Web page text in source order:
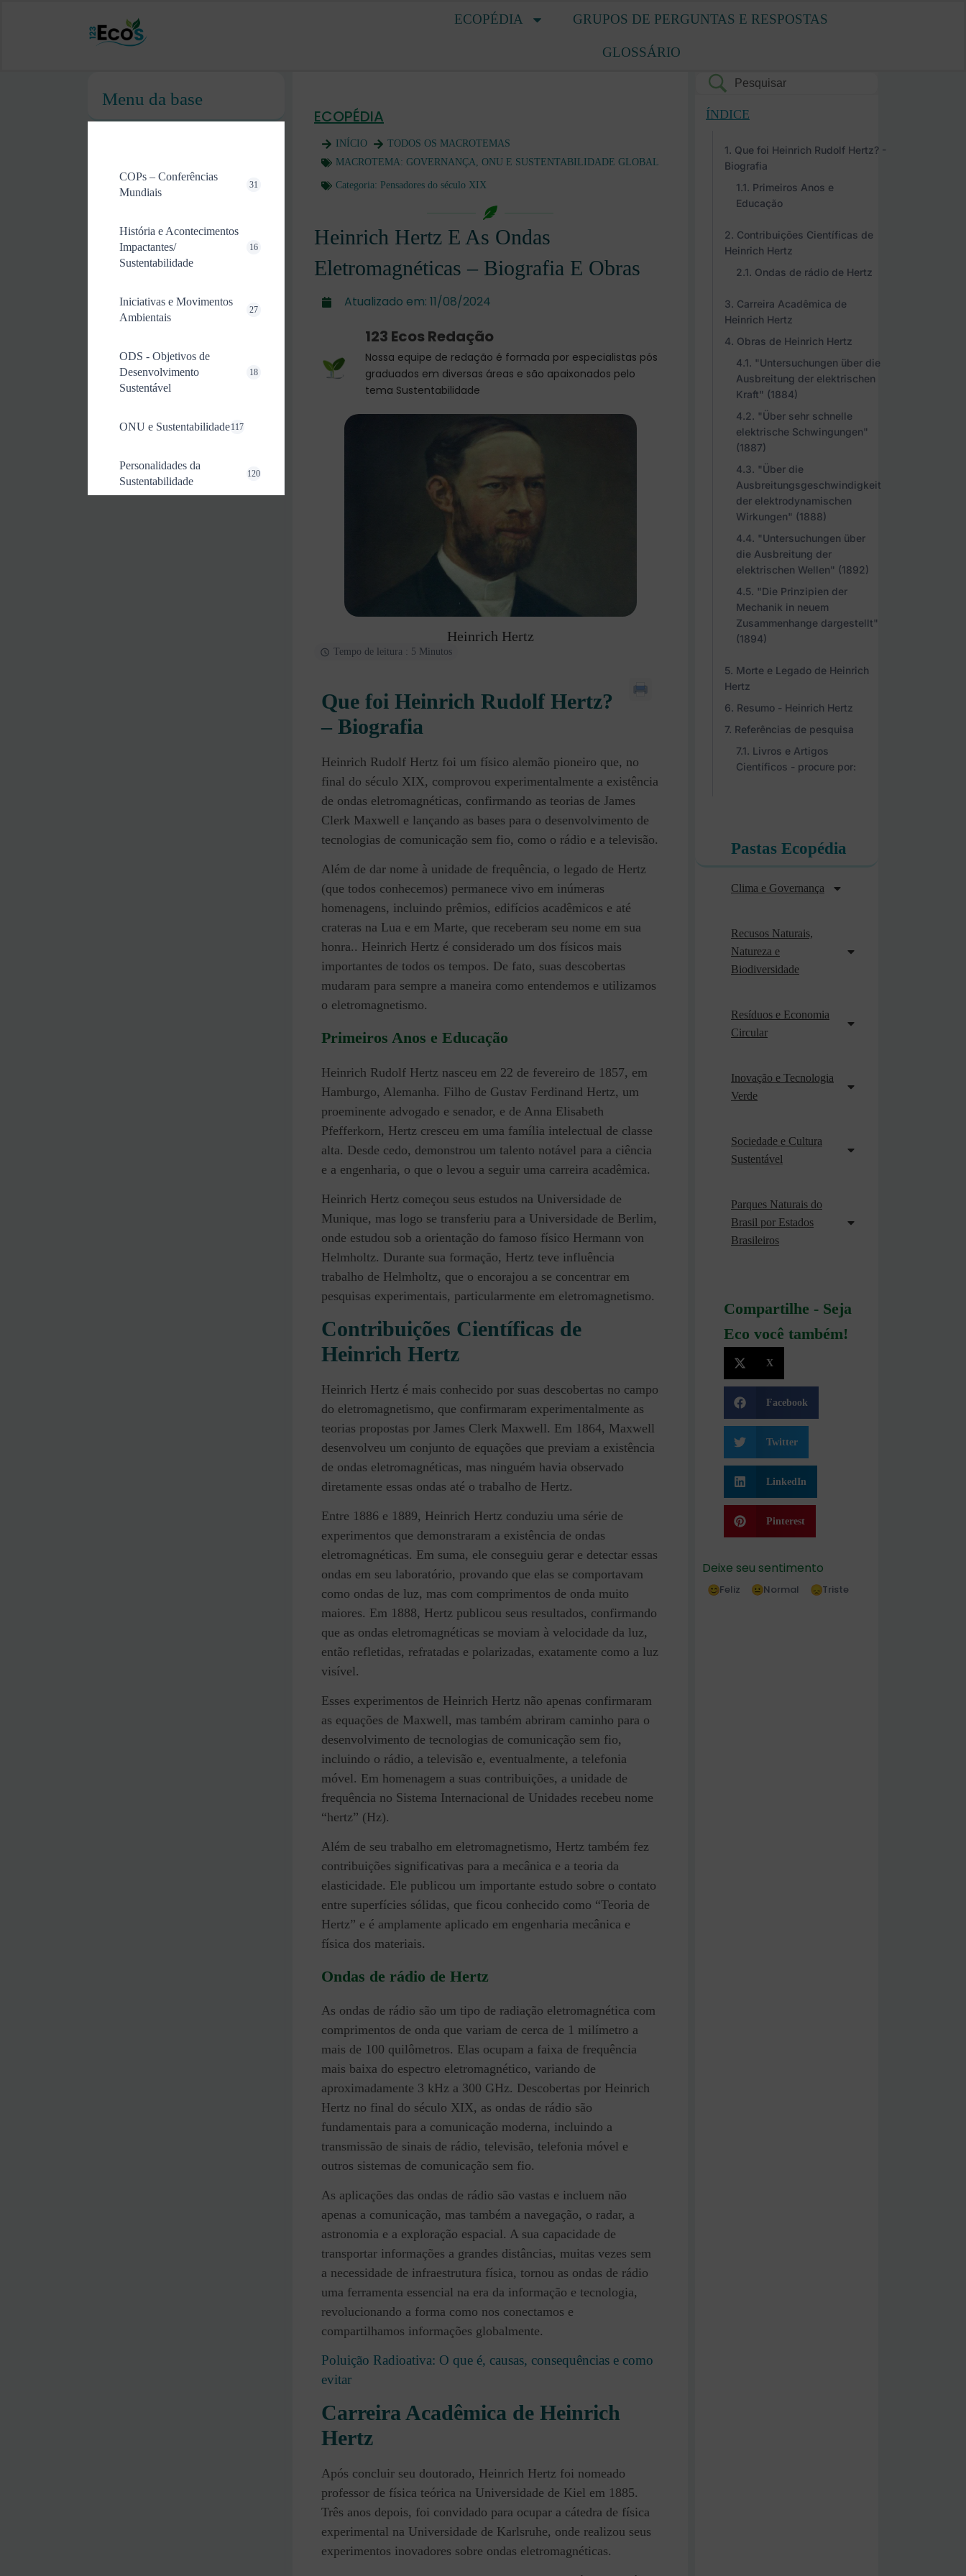
ECOPÉDIA GRUPOS DE PERGUNTAS E RESPOSTAS
GLOSSÁRIO
Menu da base
COPs – Conferências
Mundiais
31
História e Acontecimentos
Impactantes/
Sustentabilidade
16
Iniciativas e Movimentos
Ambientais
27
ODS - Objetivos de
Desenvolvimento
Sustentável
18
ONU e Sustentabilidade117
Personalidades da
Sustentabilidade
120
ECOPÉDIA
INÍCIO
TODOS OS MACROTEMAS
MACROTEMA: GOVERNANÇA, ONU E SUSTENTABILIDADE GLOBAL
Categoria: Pensadores do século XIX
Heinrich Hertz E As Ondas
Eletromagnéticas – Biografia E Obras
Atualizado em: 11/08/2024
123 Ecos Redação
Nossa equipe de redação é formada por especialistas pós
graduados em diversas áreas e são apaixonados pelo
tema Sustentabilidade
Heinrich Hertz
Tempo de leitura : 5 Minutos
Que foi Heinrich Rudolf Hertz?
– Biografia
Heinrich Rudolf Hertz foi um físico alemão pioneiro que, no
final do século XIX, comprovou experimentalmente a existência
de ondas eletromagnéticas, confirmando as teorias de James
Clerk Maxwell e lançando as bases para o desenvolvimento de
tecnologias de comunicação sem fio, como o rádio e a televisão.
Além de dar nome à unidade de frequência, o legado de Hertz
(que todos conhecemos) permanece vivo em inúmeras
homenagens, incluindo prêmios, edifícios acadêmicos e até
crateras na Lua e em Marte, que receberam seu nome em sua
honra.. Heinrich Hertz é considerado um dos físicos mais
importantes de todos os tempos. De fato, suas descobertas
mudaram para sempre a maneira como entendemos e utilizamos
o eletromagnetismo.
Primeiros Anos e Educação
Heinrich Rudolf Hertz nasceu em 22 de fevereiro de 1857, em
Hamburgo, Alemanha. Filho de Gustav Ferdinand Hertz, um
proeminente advogado e senador, e de Anna Elisabeth
Pfefferkorn, Hertz cresceu em uma família intelectual de classe
alta. Desde cedo, demonstrou um talento notável para a ciência
e a engenharia, o que o levou a seguir uma carreira acadêmica.
Heinrich Hertz começou seus estudos na Universidade de
Munique, mas logo se transferiu para a Universidade de Berlim,
onde estudou sob a orientação do famoso físico Hermann von
Helmholtz. Durante sua formação, Hertz teve influência
trabalho de Helmholtz, que o encorajou a se concentrar em
pesquisas experimentais, particularmente em eletromagnetismo.
Contribuições Científicas de
Heinrich Hertz
Heinrich Hertz é mais conhecido por suas descobertas no campo
do eletromagnetismo, que confirmaram experimentalmente as
teorias propostas por James Clerk Maxwell. Em 1864, Maxwell
desenvolveu um conjunto de equações que previam a existência
de ondas eletromagnéticas, mas ninguém havia observado
diretamente essas ondas até o trabalho de Hertz.
Entre 1886 e 1889, Heinrich Hertz conduziu uma série de
experimentos que demonstraram a existência de ondas
eletromagnéticas. Em suma, ele conseguiu gerar e detectar essas
ondas em seu laboratório, provando que elas se comportavam
como ondas de luz, mas com comprimentos de onda muito
maiores. Em 1888, Hertz publicou seus resultados, confirmando
que as ondas eletromagnéticas se moviam à velocidade da luz,
então refletidas, refratadas e polarizadas, exatamente como a luz
visível.
Esses experimentos de Heinrich Hertz não apenas confirmaram
as equações de Maxwell, mas também abriram caminho para o
desenvolvimento de tecnologias de comunicação sem fio,
incluindo o rádio, a televisão e, eventualmente, a telefonia
móvel. Em homenagem a suas contribuições, a unidade de
frequência no Sistema Internacional de Unidades recebeu nome
“hertz” (Hz).
Além de seu trabalho em eletromagnetismo, Hertz também fez
contribuições significativas para a mecânica e a teoria da
elasticidade. Ele publicou um importante estudo sobre o contato
entre superfícies sólidas, que ficou conhecido como “Teoria de
Hertz” e é amplamente aplicado em engenharia mecânica e
física dos materiais.
Ondas de rádio de Hertz
As ondas de rádio são um tipo de radiação eletromagnética com
comprimentos de onda que variam de cerca de 1 milímetro a
mais de 100 quilômetros. Elas ocupam a faixa de frequência
mais baixa do espectro eletromagnético, variando de
aproximadamente 3 kHz a 300 GHz. Descobertas por Heinrich
Hertz no final do século XIX, as ondas de rádio são
fundamentais para a comunicação moderna, incluindo a
transmissão de sinais de rádio, televisão, telefonia móvel e
outros sistemas de comunicação sem fio.
As aplicações das ondas de rádio são vastas e incluem não
apenas a comunicação, mas também a navegação, o radar, a
astronomia e a exploração espacial. A sua capacidade de
transportar informações a grandes distâncias, muitas vezes sem
a necessidade de infraestrutura física, tornou as ondas de rádio
uma ferramenta essencial na era da informação e tecnologia,
revolucionando a forma como nos conectamos e
compartilhamos informações globalmente.
Poluição Radioativa: O que é, causas, consequências e como
evitar
Carreira Acadêmica de Heinrich
Hertz
Após concluir seu doutorado, Heinrich Hertz foi nomeado
professor de física teórica na Universidade de Kiel em 1885.
Três anos depois, foi convidado para ocupar a cátedra de física
experimental na Universidade de Karlsruhe, onde realizou seus
experimentos inovadores sobre ondas eletromagnéticas.
ÍNDICE
Que foi Heinrich Rudolf Hertz? -
Biografia
Primeiros Anos e
Educação
Contribuições Científicas de
Heinrich Hertz
Ondas de rádio de Hertz
Carreira Acadêmica de
Heinrich Hertz
Obras de Heinrich Hertz
"Untersuchungen über die
Ausbreitung der elektrischen
Kraft" (1884)
"Über sehr schnelle
elektrische Schwingungen"
(1887)
"Über die
Ausbreitungsgeschwindigkeit
der elektrodynamischen
Wirkungen" (1888)
"Untersuchungen über
die Ausbreitung der
elektrischen Wellen" (1892)
"Die Prinzipien der
Mechanik in neuem
Zusammenhange dargestellt"
(1894)
Morte e Legado de Heinrich
Hertz
Resumo - Heinrich Hertz
Referências de pesquisa
Livros e Artigos
Científicos - procure por:
Pastas Ecopédia
Clima e Governança
Recusos Naturais,
Natureza e
Biodiversidade
Resíduos e Economia
Circular
Inovação e Tecnologia
Verde
Sociedade e Cultura
Sustentável
Parques Naturais do
Brasil por Estados
Brasileiros
Compartilhe - Seja
Eco você também!
X
Facebook
Twitter
LinkedIn
Pinterest
Deixe seu sentimento
Feliz Normal Triste